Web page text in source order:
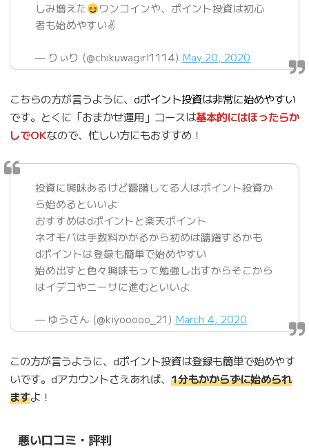
しみ増えた
ワンコインや、ポイント投資は初心
者も始めやすい✌
— りぃり (@chikuwagirl1114) May 20, 2020
こちらの方が言うように、 dポイント投資は非常に始めやすい
です。とくに「おまかせ運用」コースは基本的にはほったらか
しでOKなので、忙しい方にもおすすめ！
投資に興味あるけど躊躇してる人はポイント投資か
ら始めるといいよ
おすすめはdポイントと楽天ポイント
ネオモバは手数料かかるから初めは躊躇するかも
dポイントは登録も簡単で始めやすい
始め出すと色々興味もって勉強し出すからそこから
はイデコやニーサに進むといいよ
— ゆうさん (@kiyooooo_21) March 4, 2020
この方が言うように、dポイント投資は登録も簡単で始めやす
いです。dアカウントさえあれば、 1分もかからずに始められ
ますよ！
悪い口コミ・評判